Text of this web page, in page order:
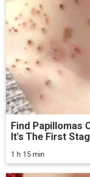
Find Papillomas
It's The First
1 h 15 min